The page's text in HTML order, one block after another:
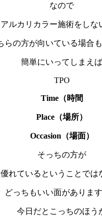
なので
アルカリカラー施術をしな
らの方が向いている場合
簡単にいってしまえば
TPO
Time（時間
Place（場所）
Occasion（場面）
そっちの方が
優れているということでは
どっちもいい面がありま
今日だとこっちのほう